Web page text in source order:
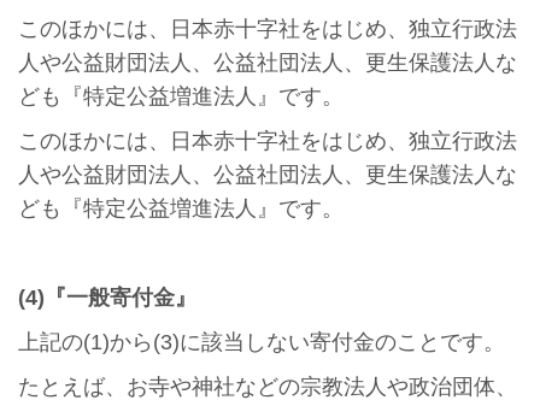
このほかには、日本赤十字社をはじめ、独立行政法
人や公益財団法人、公益社団法人、更生保護法人な
ども『特定公益増進法人』です。
このほかには、日本赤十字社をはじめ、独立行政法
人や公益財団法人、公益社団法人、更生保護法人な
ども『特定公益増進法人』です。
(4)『一般寄付金』
上記の(1)から(3)に該当しない寄付金のことです。
たとえば、お寺や神社などの宗教法人や政治団体、